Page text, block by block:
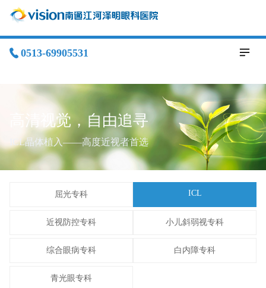
0513-69905531
高清视觉，自由追寻
ICL晶体植入——高度近视者首选
屈光专科 ICL
近视防控专科 小儿斜弱视专科
综合眼病专科 白内障专科
青光眼专科